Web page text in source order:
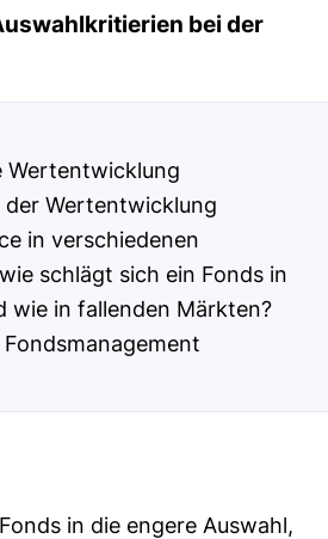
bei der
Wertentwicklung
der Wertentwicklung
in verschiedenen
schlägt sich ein Fonds in
wie in fallenden Märkten?
in die engere Auswahl,